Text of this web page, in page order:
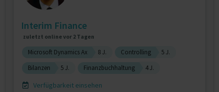
Interim Finance
zuletzt online vor 2 Tagen
Microsoft Dynamics Ax 8 J. Controlling
5 J.
Bilanzen
5 J. Finanzbuchhaltung 4 J.
Verfügbarkeit einsehen